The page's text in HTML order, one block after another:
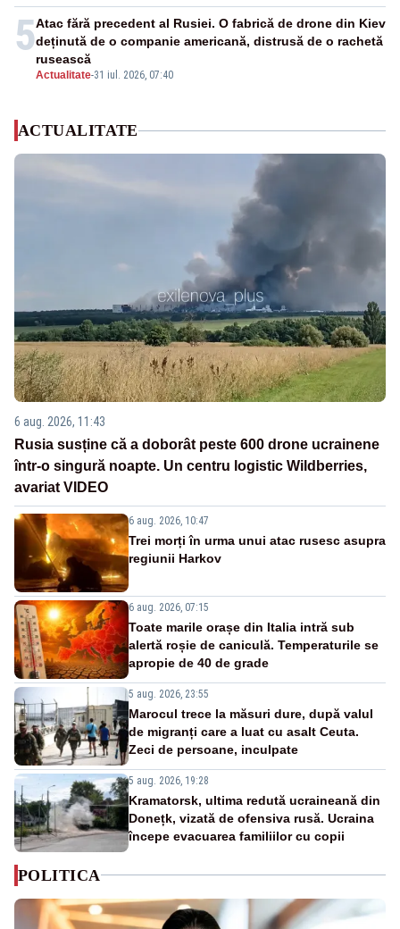
5
Actualitate-31 iul. 2026, 07:40
Atac fără precedent al Rusiei. O fabrică de drone din Kiev
deținută de o companie americană, distrusă de o rachetă
rusească
ACTUALITATE
6 aug. 2026, 11:43
Rusia susține că a doborât peste 600 drone ucrainene
într-o singură noapte. Un centru logistic Wildberries,
avariat VIDEO
6 aug. 2026, 10:47
Trei morți în urma unui atac rusesc asupra
regiunii Harkov
6 aug. 2026, 07:15
Toate marile orașe din Italia intră sub
alertă roșie de caniculă. Temperaturile se
apropie de 40 de grade
5 aug. 2026, 23:55
Marocul trece la măsuri dure, după valul
de migranți care a luat cu asalt Ceuta.
Zeci de persoane, inculpate
5 aug. 2026, 19:28
Kramatorsk, ultima redută ucraineană din
Donețk, vizată de ofensiva rusă. Ucraina
începe evacuarea familiilor cu copii
POLITICA